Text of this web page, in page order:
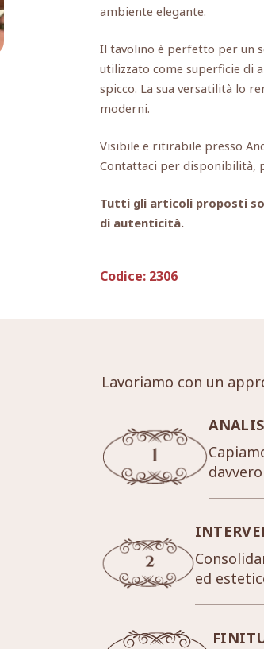
ambiente elegante.
Il tavolino è perfetto per un
utilizzato come superficie di
spicco. La sua versatilità lo
moderni.
Visibile e ritirabile presso
Contattaci per disponibilità,
Tutti gli articoli proposti
di autenticità.
Codice: 2306
Lavoriamo con un
davvero
ed